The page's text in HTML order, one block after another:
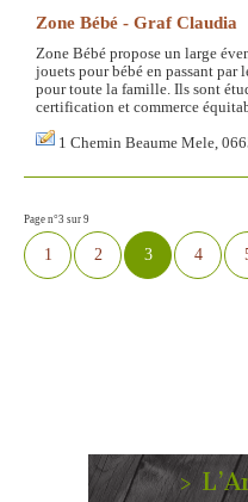
Zone Bébé - Graf Claudia
Zone Bébé propose un large
jouets pour bébé en passant par
pour toute la famille. Ils sont
certification et commerce
1 Chemin Beaume Mele,
Page n°3 sur 9
1 2 3 4
>